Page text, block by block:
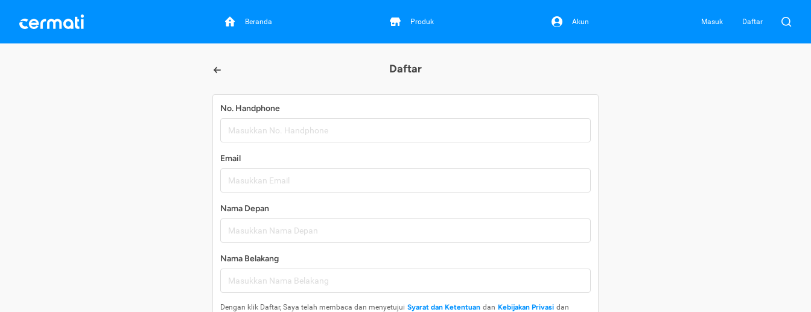
Beranda Produk Akun Masuk Daftar
Daftar
No. Handphone
Email
Nama Depan
Nama Belakang
Dengan klik Daftar, Saya telah membaca dan menyetujui Syarat dan Ketentuan dan Kebijakan Privasi dan